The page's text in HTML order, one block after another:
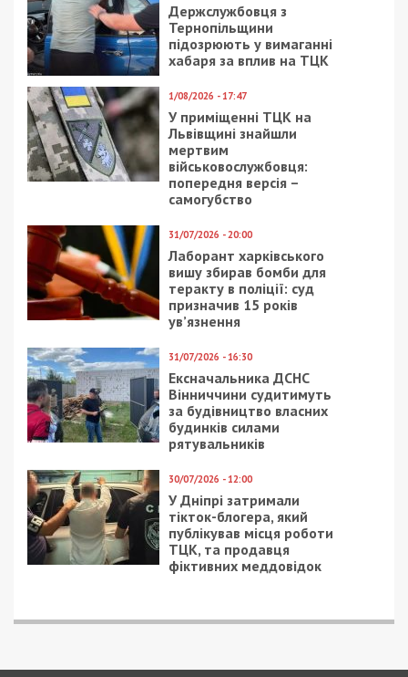
Держслужбовця з
Тернопільщини
підозрюють у вимаганні
хабаря за вплив на ТЦК
1/08/2026 - 17:47
У приміщенні ТЦК на
Львівщині знайшли
мертвим
військовослужбовця:
попередня версія –
самогубство
31/07/2026 - 20:00
Лаборант харківського
вишу збирав бомби для
теракту в поліції: суд
призначив 15 років
ув’язнення
31/07/2026 - 16:30
Ексначальника ДСНС
Вінниччини судитимуть
за будівництво власних
будинків силами
рятувальників
30/07/2026 - 12:00
У Дніпрі затримали
тікток-блогера, який
публікував місця роботи
ТЦК, та продавця
фіктивних меддовідок